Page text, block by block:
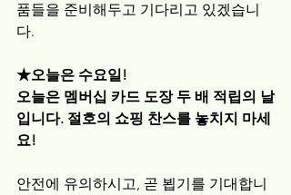
품들을 준비해두고 기다리고 있겠습니
다.
★오늘은 수요일!
오늘은 멤버십 카드 도장 두 배 적립의 날
입니다. 절호의 쇼핑 찬스를 놓치지 마세
요!
안전에 유의하시고, 곧 뵙기를 기대합니